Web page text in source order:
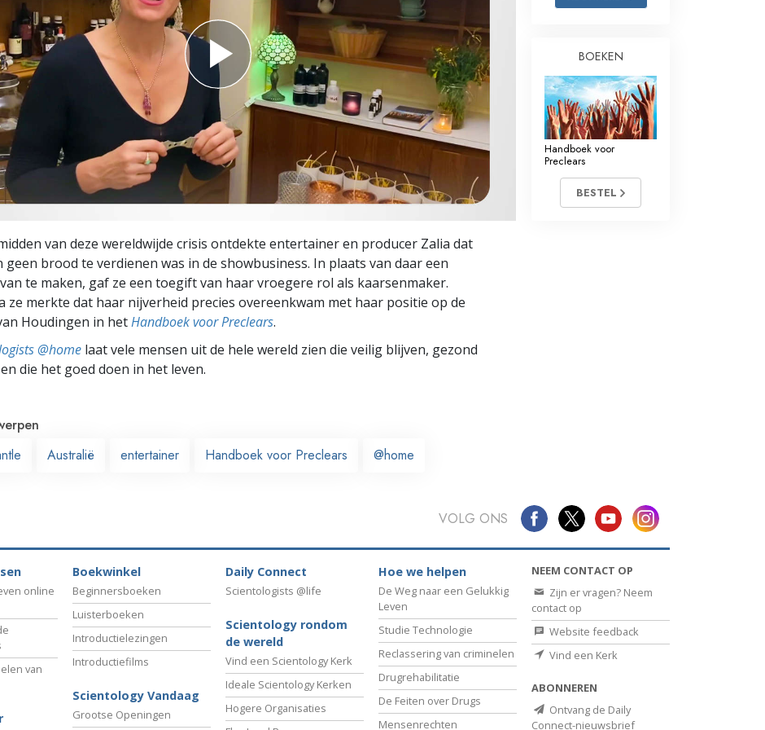
Oplossingen voor het Drugsprobleem
Kinderen
Hulpmiddelen bij het Dagelijks Werk
Ethiek en de Condities
De Oorzaak van Onderdrukking
Feitenonderzoek
De Grondbeginselen van Organiseren
Communicatie
van deze wereldwijde crisis ontdekte entertainer en producer Zalia dat
geen brood te verdienen was in de showbusiness. In plaats van daar een
te maken, gaf ze een toegift van haar vroegere rol als kaarsenmaker.
ze merkte dat haar nijverheid precies overeenkwam met haar positie op de
Houdingen in hetHandboek voor Preclears.
@home laat vele mensen uit de hele wereld zien die veilig blijven, gezond
die het goed doen in het leven.
Australië entertainer Handboek voor Preclears @home
BOEKEN
Handboek voor
Preclears
BESTEL
VOLG ONS
online
van
Boekwinkel
Beginnersboeken
Luisterboeken
Introductielezingen
Introductiefilms
Scientology Vandaag
Grootse Openingen
Daily Connect
Scientologists @life
Scientology rondom
de wereld
Vind een Scientology Kerk
Ideale Scientology Kerken
Hogere Organisaties
Hoe we helpen
De Weg naar een Gelukkig
Leven
Studie Technologie
Reclassering van criminelen
Drugrehabilitatie
De Feiten over Drugs
Mensenrechten
NEEM CONTACT OP
Zijn er vragen? Neem
contact op
Website feedback
Vind een Kerk
ABONNEREN
Ontvang de Daily
Connect-nieuwsbrief